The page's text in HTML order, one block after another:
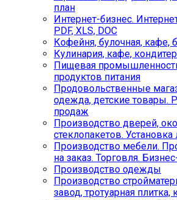
план
Интернет-бизнес.
PDF, XLS, DOC
Кофейня, булочная, кафе,
Кулинария, кафе,
Пищевая
продуктов питания
Продовольственные
одежда, детские товары.
продаж
Производство дверей,
стеклопакетов.
Производство мебели.
на заказ. Торговля.
Производство одежды
Производство
завод, тротуарная плитка,